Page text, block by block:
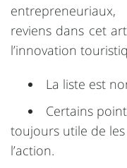
reviens dans cet
l’innovation
La liste est
Certains
toujours utile de
l’action.